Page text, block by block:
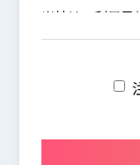
当社は、利用目
で個人情報を取
は、個人情報